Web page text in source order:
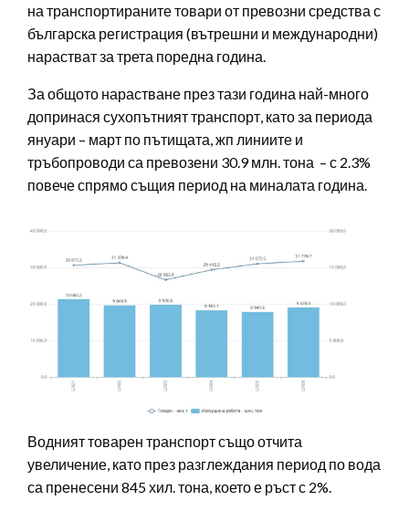
на транспортираните товари от превозни средства с
българска регистрация (вътрешни и международни)
нарастват за трета поредна година.
За общото нарастване през тази година най-много
допринася сухопътният транспорт, като за периода
януари – март по пътищата, жп линиите и
тръбопроводи са превозени 30.9 млн. тона – с 2.3%
повече спрямо същия период на миналата година.
Водният товарен транспорт също отчита
увеличение, като през разглеждания период по вода
са пренесени 845 хил. тона, което е ръст с 2%.